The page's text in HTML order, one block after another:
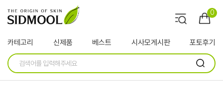
0
카테고리 신제품 베스트 시사모게시판 포토후기